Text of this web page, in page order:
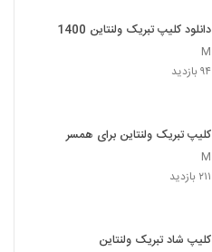
دانلود کلیپ تبریک ولنتاین 1400
M
۹۴ بازدید
کلیپ تبریک ولنتاین برای همسر
M
۲۱۱ بازدید
کلیپ شاد تبریک ولنتاین